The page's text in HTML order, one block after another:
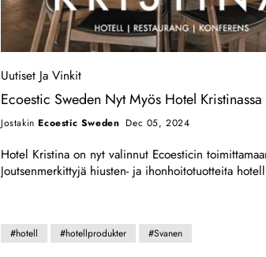
Uutiset Ja Vinkit
Ecoestic Sweden Nyt Myös Hotel Kristinassa
JostakinEcoestic Sweden Dec 05, 2024
Hotel Kristina on nyt valinnut Ecoesticin
Joutsenmerkittyjä hiusten- ja ihonhoitotuotteita
15 minuutin päässä Arlandasta. Kauniit Q-merkityt
jotka on sisustettu miellyttävästi modernilla ja
#hotell #hotellprodukter #Svanen